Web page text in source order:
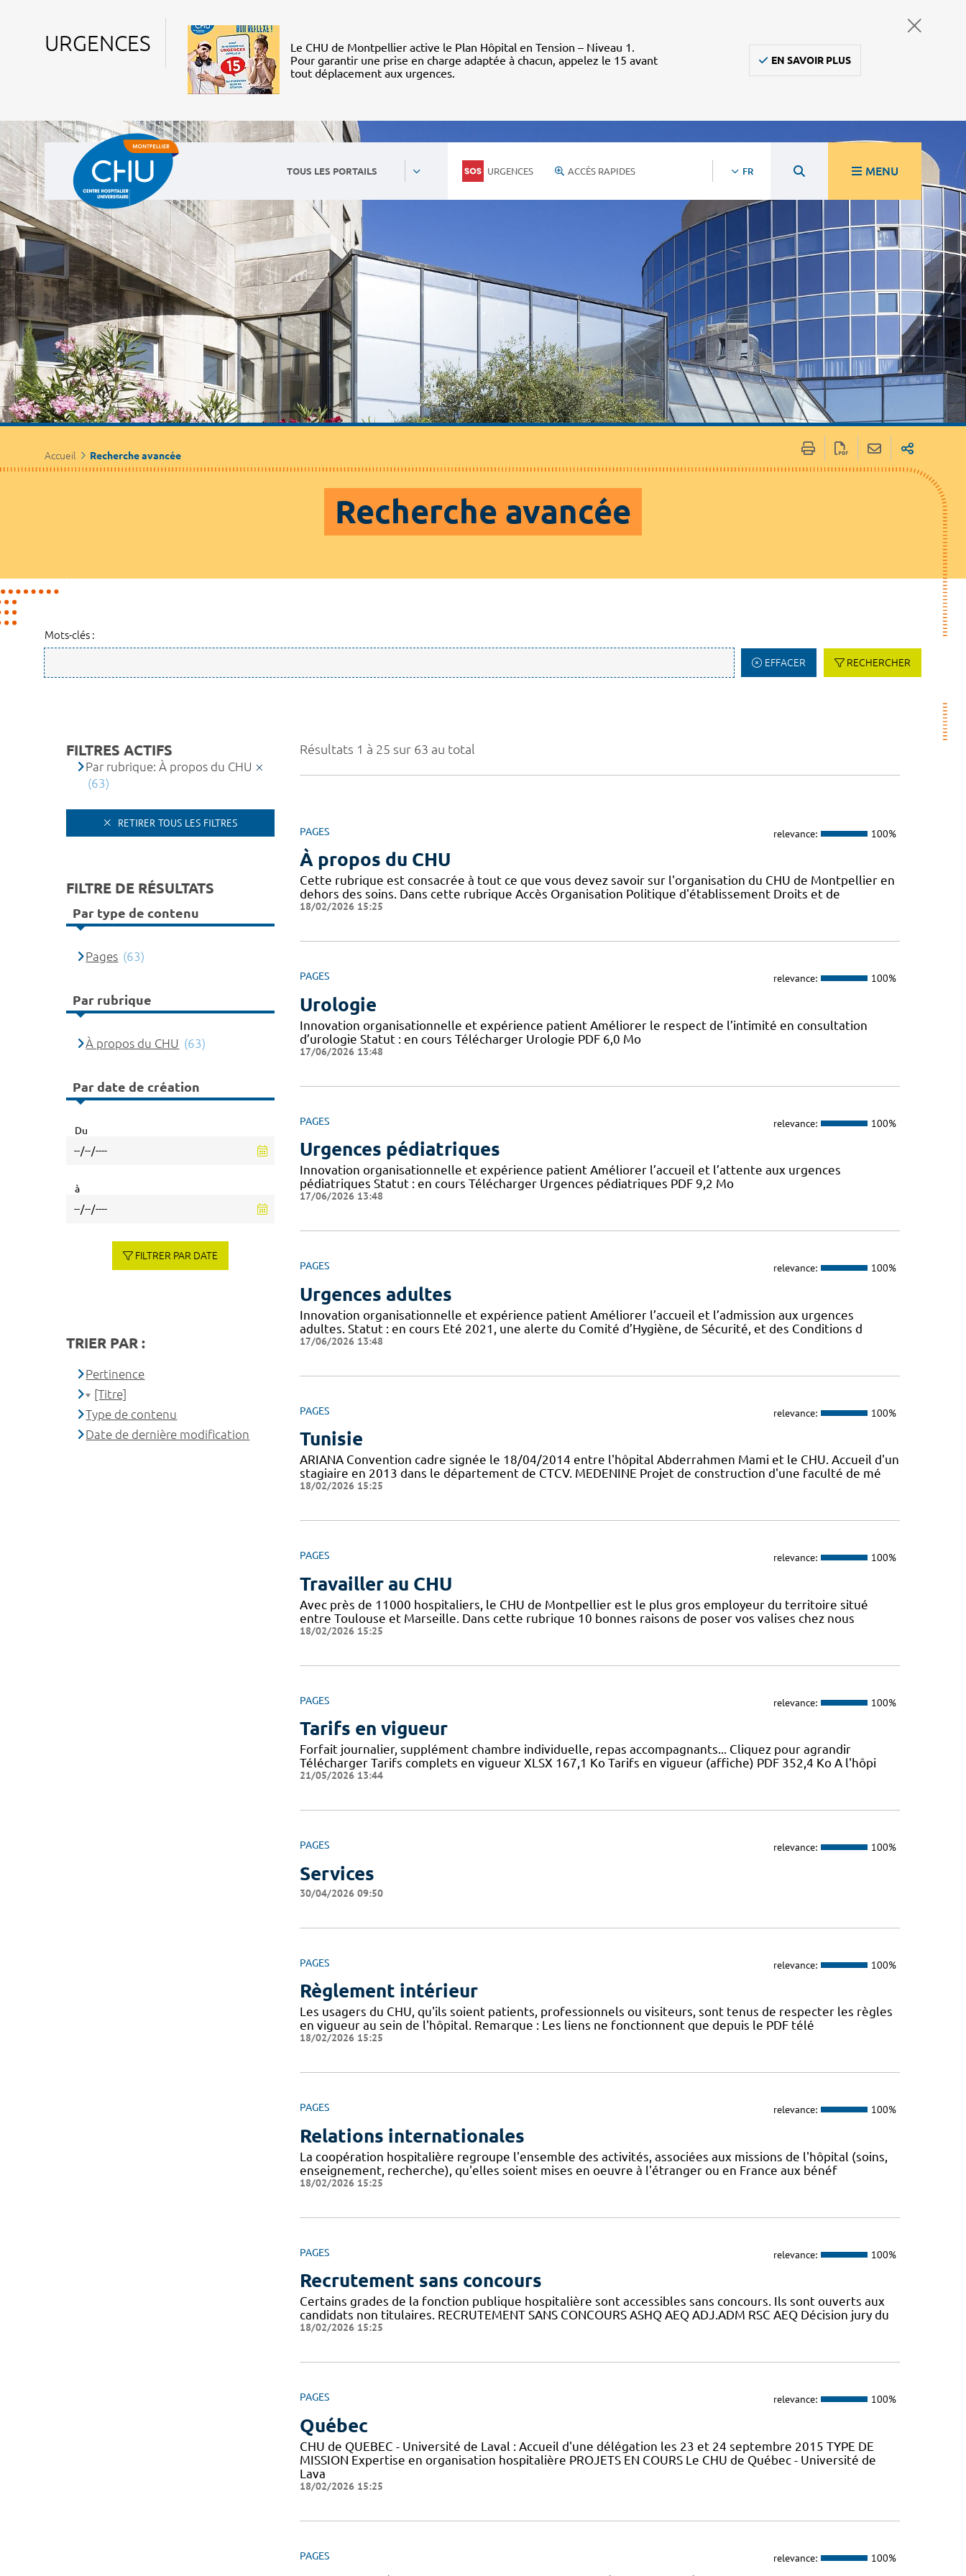
URGENCES
Le CHU de Montpellier active le Plan Hôpital en Tension – Niveau 1.
Pour garantir une prise en charge adaptée à chacun, appelez le 15 avant
tout déplacement aux urgences.
EN SAVOIR PLUS
TOUS LES PORTAILS URGENCES ACCÈS RAPIDES FR MENU
Accueil Recherche avancée
Recherche avancée
Mots-clés :
EFFACER RECHERCHER
Résultats 1 à 25 sur 63 au total
PAGES relevance: 100%
À propos du CHU
Cette rubrique est consacrée à tout ce que vous devez savoir sur l'organisation du CHU de Montpellier en
dehors des soins. Dans cette rubrique Accès Organisation Politique d'établissement Droits et de
18/02/2026 15:25
PAGES relevance: 100%
Urologie
Innovation organisationnelle et expérience patient Améliorer le respect de l’intimité en consultation
d’urologie Statut : en cours Télécharger Urologie PDF 6,0 Mo
17/06/2026 13:48
PAGES relevance: 100%
Urgences pédiatriques
Innovation organisationnelle et expérience patient Améliorer l’accueil et l’attente aux urgences
pédiatriques Statut : en cours Télécharger Urgences pédiatriques PDF 9,2 Mo
17/06/2026 13:48
PAGES relevance: 100%
Urgences adultes
Innovation organisationnelle et expérience patient Améliorer l’accueil et l’admission aux urgences
adultes. Statut : en cours Eté 2021, une alerte du Comité d’Hygiène, de Sécurité, et des Conditions d
17/06/2026 13:48
PAGES relevance: 100%
Tunisie
ARIANA Convention cadre signée le 18/04/2014 entre l'hôpital Abderrahmen Mami et le CHU. Accueil d'un
stagiaire en 2013 dans le département de CTCV. MEDENINE Projet de construction d'une faculté de mé
18/02/2026 15:25
PAGES relevance: 100%
Travailler au CHU
Avec près de 11000 hospitaliers, le CHU de Montpellier est le plus gros employeur du territoire situé
entre Toulouse et Marseille. Dans cette rubrique 10 bonnes raisons de poser vos valises chez nous
18/02/2026 15:25
PAGES relevance: 100%
Tarifs en vigueur
Forfait journalier, supplément chambre individuelle, repas accompagnants... Cliquez pour agrandir
Télécharger Tarifs complets en vigueur XLSX 167,1 Ko Tarifs en vigueur (affiche) PDF 352,4 Ko A l'hôpi
21/05/2026 13:44
PAGES relevance: 100%
Services
30/04/2026 09:50
PAGES relevance: 100%
Règlement intérieur
Les usagers du CHU, qu'ils soient patients, professionnels ou visiteurs, sont tenus de respecter les règles
en vigueur au sein de l'hôpital. Remarque : Les liens ne fonctionnent que depuis le PDF télé
18/02/2026 15:25
PAGES relevance: 100%
Relations internationales
La coopération hospitalière regroupe l'ensemble des activités, associées aux missions de l'hôpital (soins,
enseignement, recherche), qu'elles soient mises en oeuvre à l'étranger ou en France aux bénéf
18/02/2026 15:25
PAGES relevance: 100%
Recrutement sans concours
Certains grades de la fonction publique hospitalière sont accessibles sans concours. Ils sont ouverts aux
candidats non titulaires. RECRUTEMENT SANS CONCOURS ASHQ AEQ ADJ.ADM RSC AEQ Décision jury du
18/02/2026 15:25
PAGES relevance: 100%
Québec
CHU de QUEBEC - Université de Laval : Accueil d'une délégation les 23 et 24 septembre 2015 TYPE DE
MISSION Expertise en organisation hospitalière PROJETS EN COURS Le CHU de Québec - Université de
Lava
18/02/2026 15:25
PAGES relevance: 100%
FILTRES ACTIFS
Par rubrique: À propos du CHU
(63)
RETIRER TOUS LES FILTRES
FILTRE DE RÉSULTATS
Par type de contenu
Pages (63)
Par rubrique
À propos du CHU (63)
Par date de création
Du
à
FILTRER PAR DATE
TRIER PAR :
Pertinence
[Titre]
Type de contenu
Date de dernière modification